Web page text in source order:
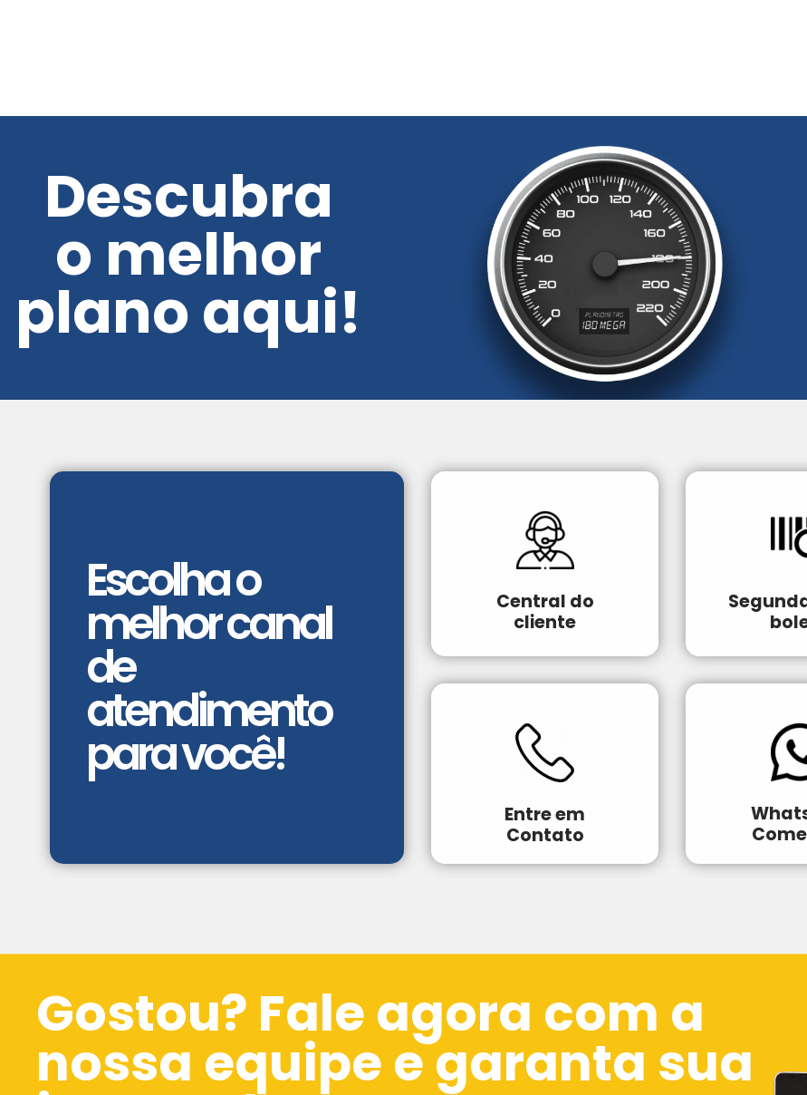
Descubra
o melhor
plano aqui!
Escolha o
melhor canal
de
atendimento
para você!
Central do
cliente
Entre em
Contato
Gostou? Fale agora com a
nossa equipe e garanta sua